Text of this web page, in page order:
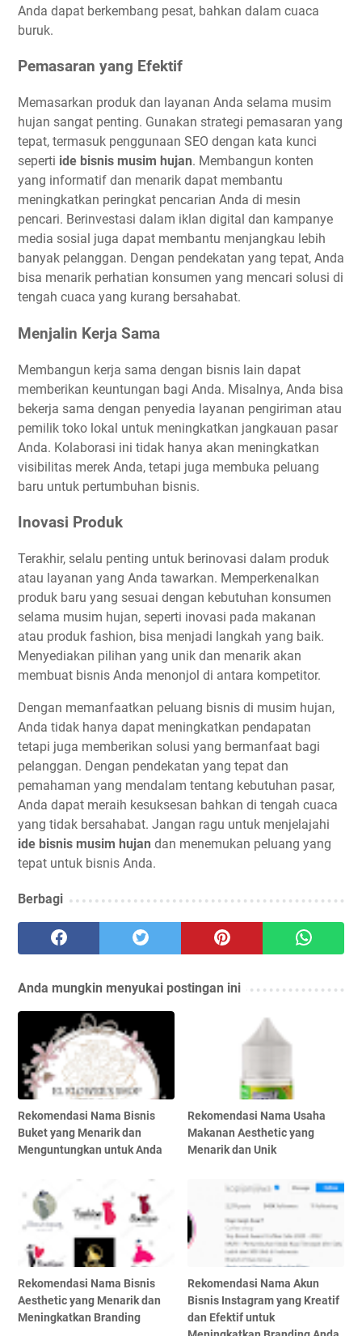
Anda dapat berkembang pesat, bahkan dalam cuaca
buruk.
Pemasaran yang Efektif
Memasarkan produk dan layanan Anda selama musim
hujan sangat penting. Gunakan strategi pemasaran yang
tepat, termasuk penggunaan SEO dengan kata kunci
seperti ide bisnis musim hujan. Membangun konten
yang informatif dan menarik dapat membantu
meningkatkan peringkat pencarian Anda di mesin
pencari. Berinvestasi dalam iklan digital dan kampanye
media sosial juga dapat membantu menjangkau lebih
banyak pelanggan. Dengan pendekatan yang tepat, Anda
bisa menarik perhatian konsumen yang mencari solusi di
tengah cuaca yang kurang bersahabat.
Menjalin Kerja Sama
Membangun kerja sama dengan bisnis lain dapat
memberikan keuntungan bagi Anda. Misalnya, Anda bisa
bekerja sama dengan penyedia layanan pengiriman atau
pemilik toko lokal untuk meningkatkan jangkauan pasar
Anda. Kolaborasi ini tidak hanya akan meningkatkan
visibilitas merek Anda, tetapi juga membuka peluang
baru untuk pertumbuhan bisnis.
Inovasi Produk
Terakhir, selalu penting untuk berinovasi dalam produk
atau layanan yang Anda tawarkan. Memperkenalkan
produk baru yang sesuai dengan kebutuhan konsumen
selama musim hujan, seperti inovasi pada makanan
atau produk fashion, bisa menjadi langkah yang baik.
Menyediakan pilihan yang unik dan menarik akan
membuat bisnis Anda menonjol di antara kompetitor.
Dengan memanfaatkan peluang bisnis di musim hujan,
Anda tidak hanya dapat meningkatkan pendapatan
tetapi juga memberikan solusi yang bermanfaat bagi
pelanggan. Dengan pendekatan yang tepat dan
pemahaman yang mendalam tentang kebutuhan pasar,
Anda dapat meraih kesuksesan bahkan di tengah cuaca
yang tidak bersahabat. Jangan ragu untuk menjelajahi
ide bisnis musim hujan dan menemukan peluang yang
tepat untuk bisnis Anda.
Berbagi
Anda mungkin menyukai postingan ini
Rekomendasi Nama Bisnis
Buket yang Menarik dan
Menguntungkan untuk Anda
Rekomendasi Nama Usaha
Makanan Aesthetic yang
Menarik dan Unik
Rekomendasi Nama Bisnis
Aesthetic yang Menarik dan
Meningkatkan Branding
Rekomendasi Nama Akun
Bisnis Instagram yang Kreatif
dan Efektif untuk